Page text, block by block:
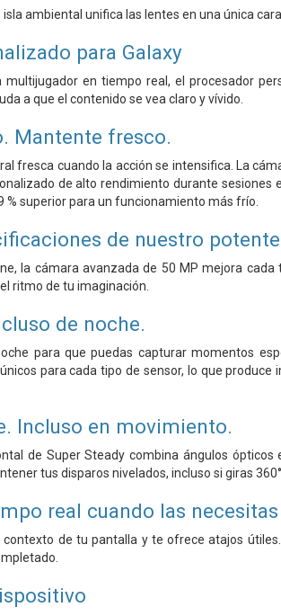
ambiental unifica las lentes en una única
para Galaxy
multijugador en tiempo real, el procesador
a que el contenido se vea claro y vívido.
Mantente fresco.
fresca cuando la acción se intensifica. La
de alto rendimiento durante
% superior para un funcionamiento más frío.
de nuestro
la cámara avanzada de 50 MP mejora
ritmo de tu imaginación.
de noche.
para que puedas capturar momentos
para cada tipo de sensor, lo que
Incluso en movimiento.
de Super Steady combina ángulos
tus disparos nivelados, incluso si giras
real cuando las necesitas
contexto de tu pantalla y te ofrece atajos